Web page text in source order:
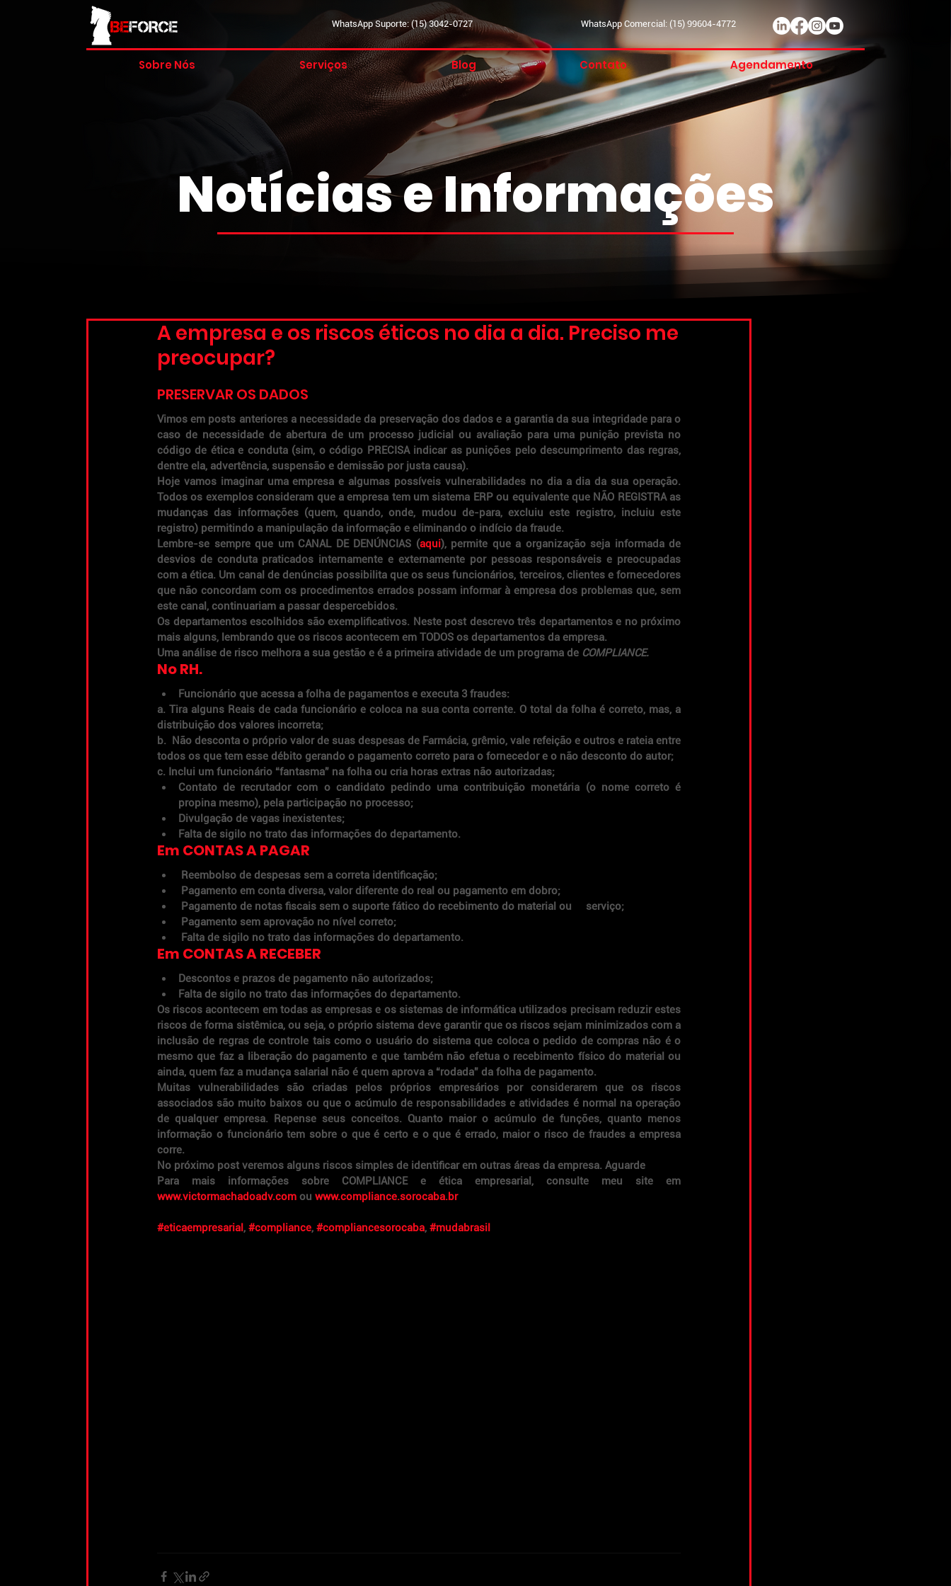
WhatsApp Suporte: (15) 3042-0727 WhatsApp Comercial: (15) 99604-4772
Sobre Nós Serviços Blog Contato Agendamento
Notícias e Informações
A empresa e os riscos éticos no dia a dia. Preciso me
preocupar?
PRESERVAR OS DADOS
Vimos em posts anteriores a necessidade da preservação dos dados e a garantia da sua integridade para o
caso de necessidade de abertura de um processo judicial ou avaliação para uma punição prevista no
código de ética e conduta (sim, o código PRECISA indicar as punições pelo descumprimento das regras,
dentre ela, advertência, suspensão e demissão por justa causa).
Hoje vamos imaginar uma empresa e algumas possíveis vulnerabilidades no dia a dia da sua operação.
Todos os exemplos consideram que a empresa tem um sistema ERP ou equivalente que NÃO REGISTRA as
mudanças das informações (quem, quando, onde, mudou de-para, excluiu este registro, incluiu este
registro) permitindo a manipulação da informação e eliminando o indício da fraude.
Lembre-se sempre que um CANAL DE DENÚNCIAS (aqui), permite que a organização seja informada de
desvios de conduta praticados internamente e externamente por pessoas responsáveis e preocupadas
com a ética. Um canal de denúncias possibilita que os seus funcionários, terceiros, clientes e fornecedores
que não concordam com os procedimentos errados possam informar à empresa dos problemas que, sem
este canal, continuariam a passar despercebidos.
Os departamentos escolhidos são exemplificativos. Neste post descrevo três departamentos e no próximo
mais alguns, lembrando que os riscos acontecem em TODOS os departamentos da empresa.
Uma análise de risco melhora a sua gestão e é a primeira atividade de um programa de COMPLIANCE.
No RH.
Funcionário que acessa a folha de pagamentos e executa 3 fraudes:
a. Tira alguns Reais de cada funcionário e coloca na sua conta corrente. O total da folha é correto, mas, a
distribuição dos valores incorreta;
b.  Não desconta o próprio valor de suas despesas de Farmácia, grêmio, vale refeição e outros e rateia entre
todos os que tem esse débito gerando o pagamento correto para o fornecedor e o não desconto do autor;
c. Inclui um funcionário “fantasma” na folha ou cria horas extras não autorizadas;
Contato de recrutador com o candidato pedindo uma contribuição monetária (o nome correto é
propina mesmo), pela participação no processo;
Divulgação de vagas inexistentes;
Falta de sigilo no trato das informações do departamento.
Em CONTAS A PAGAR
Reembolso de despesas sem a correta identificação;
Pagamento em conta diversa, valor diferente do real ou pagamento em dobro;
Pagamento de notas fiscais sem o suporte fático do recebimento do material ou     serviço;
Pagamento sem aprovação no nível correto;
Falta de sigilo no trato das informações do departamento.
Em CONTAS A RECEBER
Descontos e prazos de pagamento não autorizados;
Falta de sigilo no trato das informações do departamento.
Os riscos acontecem em todas as empresas e os sistemas de informática utilizados precisam reduzir estes
riscos de forma sistêmica, ou seja, o próprio sistema deve garantir que os riscos sejam minimizados com a
inclusão de regras de controle tais como o usuário do sistema que coloca o pedido de compras não é o
mesmo que faz a liberação do pagamento e que também não efetua o recebimento físico do material ou
ainda, quem faz a mudança salarial não é quem aprova a “rodada” da folha de pagamento.
Muitas vulnerabilidades são criadas pelos próprios empresários por considerarem que os riscos
associados são muito baixos ou que o acúmulo de responsabilidades e atividades é normal na operação
de qualquer empresa. Repense seus conceitos. Quanto maior o acúmulo de funções, quanto menos
informação o funcionário tem sobre o que é certo e o que é errado, maior o risco de fraudes a empresa
corre.
No próximo post veremos alguns riscos simples de identificar em outras áreas da empresa. Aguarde
www.victormachadoadv.com ou www.compliance.sorocaba.br
#eticaempresarial, #compliance, #compliancesorocaba, #mudabrasil